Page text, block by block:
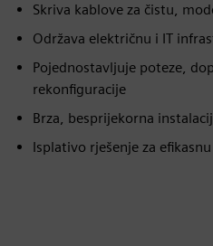
Skriva kablove za čistu,
Održava električnu i IT
Pojednostavljuje poteze,
rekonfiguracije
Brza, besprijekorna
Isplativo rješenje za